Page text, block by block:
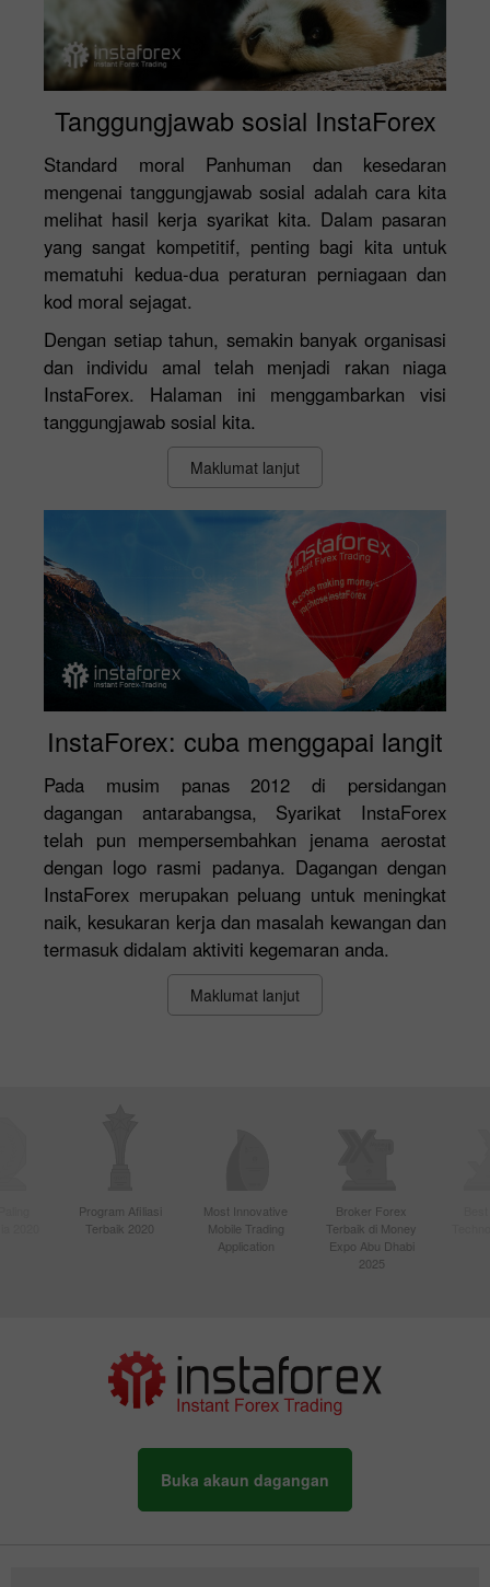
Tanggungjawab sosial InstaForex
Standard moral Panhuman dan kesedaran
mengenai tanggungjawab sosial adalah cara kita
melihat hasil kerja syarikat kita. Dalam pasaran
yang sangat kompetitif, penting bagi kita untuk
mematuhi kedua-dua peraturan perniagaan dan
kod moral sejagat.
Dengan setiap tahun, semakin banyak organisasi
dan individu amal telah menjadi rakan niaga
InstaForex. Halaman ini menggambarkan visi
tanggungjawab sosial kita.
Maklumat lanjut
InstaForex: cuba menggapai langit
Pada musim panas 2012 di persidangan
dagangan antarabangsa, Syarikat InstaForex
telah pun mempersembahkan jenama aerostat
dengan logo rasmi padanya. Dagangan dengan
InstaForex merupakan peluang untuk meningkat
naik, kesukaran kerja dan masalah kewangan dan
termasuk didalam aktiviti kegemaran anda.
Maklumat lanjut
Program Afiliasi
Terbaik 2020
Most Innovative
Mobile Trading
Application
Broker Forex
Terbaik di Money
Expo Abu Dhabi
2025
Buka akaun dagangan